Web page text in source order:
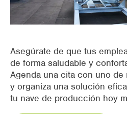
Asegúrate de que tus
de forma saludable y
Agenda una cita con uno
y organiza una solución
tu nave de producción hoy